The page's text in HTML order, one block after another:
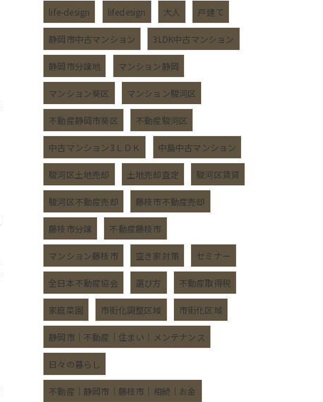
life-design lifedesign 大人 戸建て
静岡市中古マンション 3LDK中古マンション
静岡市分譲地 マンション静岡
マンション葵区 マンション駿河区
不動産静岡市葵区 不動産駿河区
中古マンション3ＬＤＫ 中島中古マンション
駿河区土地売却 土地売却査定 駿河区賃貸
駿河区不動産売却 藤枝市不動産売却
藤枝市分譲 不動産藤枝市
マンション藤枝市 空き家対策 セミナー
全日本不動産協会 選び方 不動産取得税
家庭菜園 市街化調整区域 市街化区域
静岡市｜不動産｜住まい｜メンテナンス
日々の暮らし
不動産｜静岡市｜藤枝市｜相続｜お金